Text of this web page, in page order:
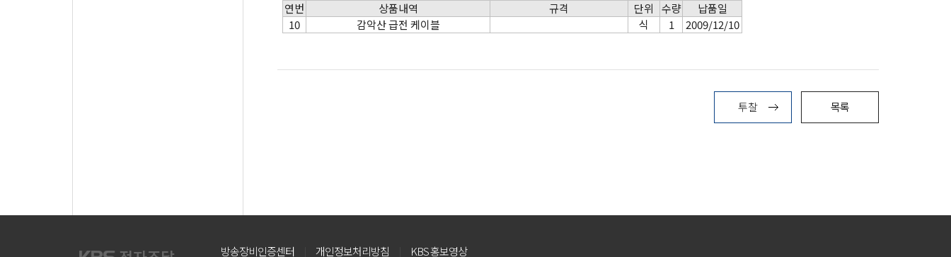
연번 상품내역 규격 단위 수량
납품일
10
감악산 급전 케이블 식 1 2009/12/10
투찰 목록
방송장비인증센터 개인정보처리방침 KBS 홍보영상